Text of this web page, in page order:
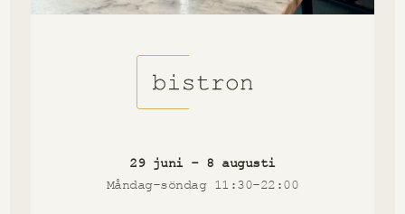
29 juni - 8 augusti
Måndag-söndag 11:30-22:00